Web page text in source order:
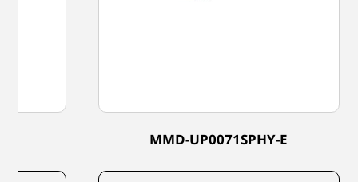
MMD-UP0071SPHY-E